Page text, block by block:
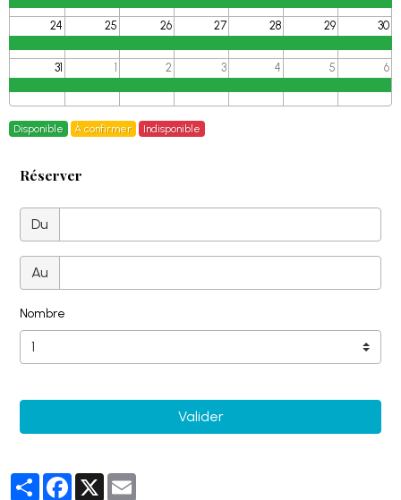
24 25 26 27 28 29 30
31 1 2 3 4 5 6
Disponible À confirmer Indisponible
Réserver
Du
Au
Nombre
Valider
PartagerFacebook
X